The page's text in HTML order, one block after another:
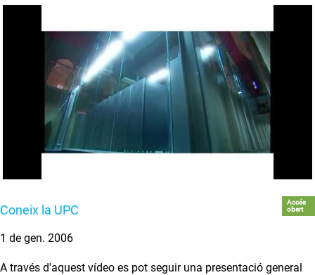
Coneix la UPC
Accés
obert
1 de gen. 2006
A través d'aquest vídeo es pot seguir una presentació general